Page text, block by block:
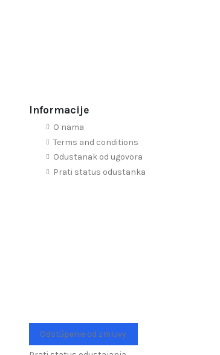
Informacije
O nama
Terms and conditions
Odustanak od ugovora
Prati status odustanka
Odstúpenie od zmluvy